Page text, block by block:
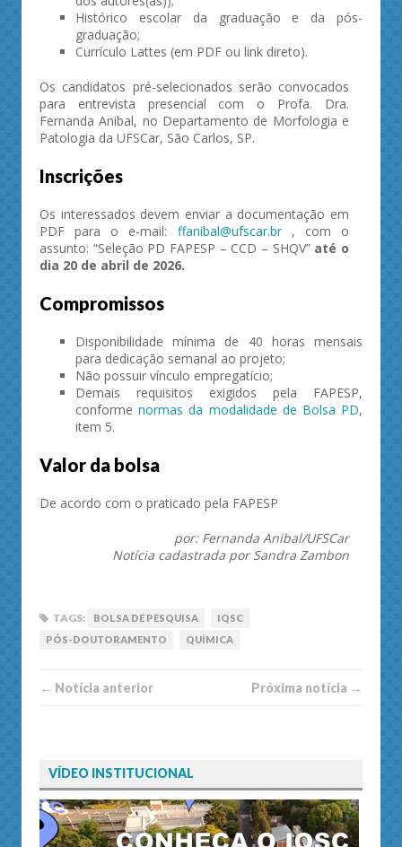
Histórico escolar da graduação e da pós-
graduação;
Currículo Lattes (em PDF ou link direto).
Os candidatos pré-selecionados serão convocados
para entrevista presencial com o Profa. Dra.
Fernanda Anibal, no Departamento de Morfologia e
Patologia da UFSCar, São Carlos, SP.
Inscrições
Os interessados devem enviar a documentação em
PDF para o e-mail: ffanibal@ufscar.br, com o
assunto: “Seleção PD FAPESP – CCD – SHQV” até o
dia 20 de abril de 2026.
Compromissos
Disponibilidade mínima de 40 horas mensais
para dedicação semanal ao projeto;
Não possuir vínculo empregatício;
Demais requisitos exigidos pela FAPESP,
conformenormas da modalidade de Bolsa PD,
item 5.
Valor da bolsa
De acordo com o praticado pela FAPESP
por: Fernanda Anibal/UFSCar
Notícia cadastrada por Sandra Zambon
TAGS: BOLSA DE PESQUISA
IQSC
PÓS-DOUTORAMENTO
QUÍMICA
← Notí­cia anterior Próxima notí­­cia →
VÍDEO INSTITUCIONAL